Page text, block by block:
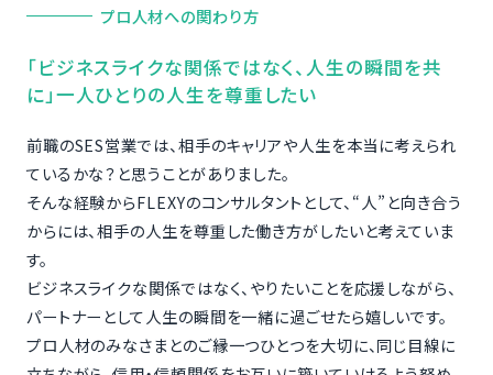
プロ人材への関わり方
「ビジネスライクな関係ではなく、人生の瞬間を共
に」一人ひとりの人生を尊重したい
前職のSES営業では、相手のキャリアや人生を本当に考えられ
ているかな？と思うことがありました。
そんな経験からFLEXYのコンサルタントとして、“人”と向き合う
からには、相手の人生を尊重した働き方がしたいと考えていま
す。
ビジネスライクな関係ではなく、やりたいことを応援しながら、
パートナーとして人生の瞬間を一緒に過ごせたら嬉しいです。
プロ人材のみなさまとのご縁一つひとつを大切に、同じ目線に